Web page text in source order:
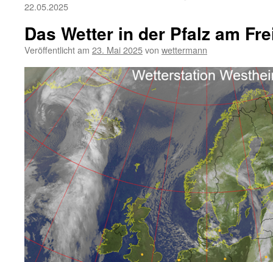
22.05.2025
Das Wetter in der Pfalz am
Veröffentlicht am 23. Mai 2025von wettermann